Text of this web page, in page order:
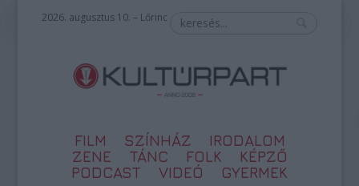
2026. augusztus 10. – Lőrinc
FILM SZÍNHÁZ
IRODALOM
ZENE
TÁNC FOLK
KÉPZŐ
PODCAST
VIDEÓ GYERMEK